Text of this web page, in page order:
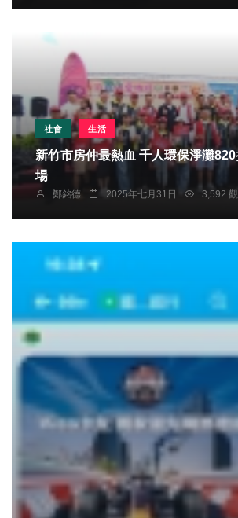
社會 生活
新竹市房仲最熱血 千人環保淨灘820捐血交棒今登
場
鄭銘德 2025年七月31日 3,592